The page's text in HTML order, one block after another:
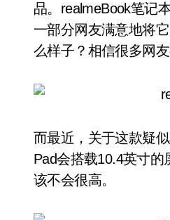
品。realmeBook笔记
一部分网友满意地将
么样子？相信很多网
而最近，关于这款疑
Pad会搭载10.4英寸
该不会很高。